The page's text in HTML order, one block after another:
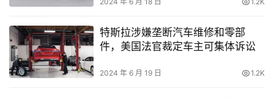
特斯拉涉嫌垄断汽车维修和零部
件，美国法官裁定车主可集体诉讼
2024 年 6 月 19 日 1.2K